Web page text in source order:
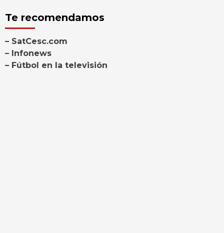
Te recomendamos
– SatCesc.com
– Infonews
– Fútbol en la televisión